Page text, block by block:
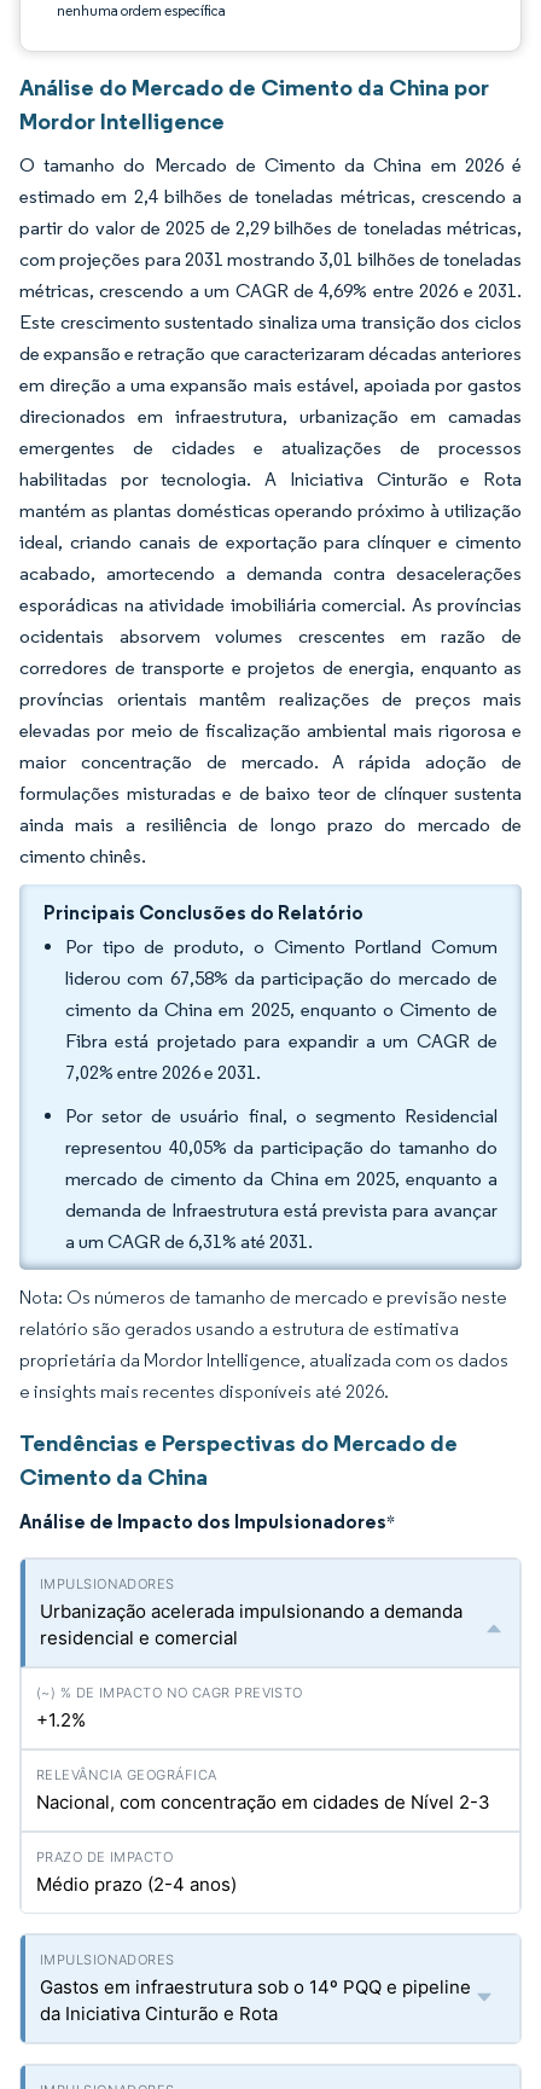
nenhuma ordem específica
Análise do Mercado de Cimento da China por
Mordor Intelligence
O tamanho do Mercado de Cimento da China em 2026 é
estimado em 2,4 bilhões de toneladas métricas, crescendo a
partir do valor de 2025 de 2,29 bilhões de toneladas métricas,
com projeções para 2031 mostrando 3,01 bilhões de toneladas
métricas, crescendo a um CAGR de 4,69% entre 2026 e 2031.
Este crescimento sustentado sinaliza uma transição dos ciclos
de expansão e retração que caracterizaram décadas anteriores
em direção a uma expansão mais estável, apoiada por gastos
direcionados em infraestrutura, urbanização em camadas
emergentes de cidades e atualizações de processos
habilitadas por tecnologia. A Iniciativa Cinturão e Rota
mantém as plantas domésticas operando próximo à utilização
ideal, criando canais de exportação para clínquer e cimento
acabado, amortecendo a demanda contra desacelerações
esporádicas na atividade imobiliária comercial. As províncias
ocidentais absorvem volumes crescentes em razão de
corredores de transporte e projetos de energia, enquanto as
províncias orientais mantêm realizações de preços mais
elevadas por meio de fiscalização ambiental mais rigorosa e
maior concentração de mercado. A rápida adoção de
formulações misturadas e de baixo teor de clínquer sustenta
ainda mais a resiliência de longo prazo do mercado de
cimento chinês.
Principais Conclusões do Relatório
Por tipo de produto, o Cimento Portland Comum
liderou com 67,58% da participação do mercado de
cimento da China em 2025, enquanto o Cimento de
Fibra está projetado para expandir a um CAGR de
7,02% entre 2026 e 2031.
Por setor de usuário final, o segmento Residencial
representou 40,05% da participação do tamanho do
mercado de cimento da China em 2025, enquanto a
demanda de Infraestrutura está prevista para avançar
a um CAGR de 6,31% até 2031.
Nota: Os números de tamanho de mercado e previsão neste
relatório são gerados usando a estrutura de estimativa
proprietária da Mordor Intelligence, atualizada com os dados
e insights mais recentes disponíveis até 2026.
Tendências e Perspectivas do Mercado de
Cimento da China
Análise de Impacto dos Impulsionadores*
Urbanização acelerada impulsionando a demanda
residencial e comercial
+1.2%
Nacional, com concentração em cidades de Nível 2-3
Médio prazo (2-4 anos)
Gastos em infraestrutura sob o 14º PQQ e pipeline
da Iniciativa Cinturão e Rota